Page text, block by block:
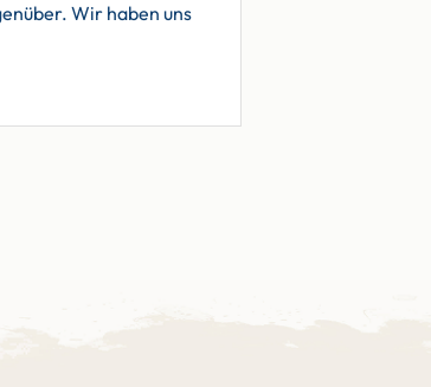
Wir haben uns